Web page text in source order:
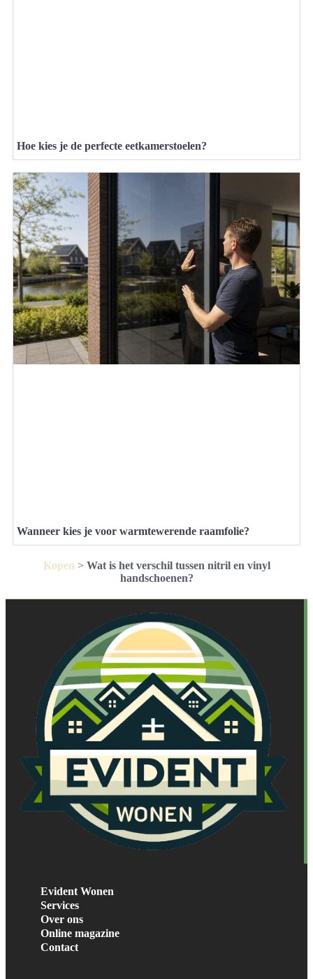
Hoe kies je de perfecte eetkamerstoelen?
Wanneer kies je voor warmtewerende raamfolie?
Kopen > Wat is het verschil tussen nitril en vinyl
handschoenen?
Evident Wonen
Services
Over ons
Online magazine
Contact